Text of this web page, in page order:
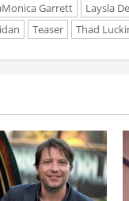
Garrett Laysla
Teaser Thad